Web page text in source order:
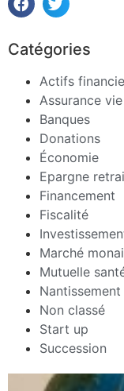
Catégories
Actifs
Assurance vie
Banques
Donations
Économie
Epargne
Financement
Fiscalité
Marché
Mutuelle
Nantissement
Non classé
Start up
Succession